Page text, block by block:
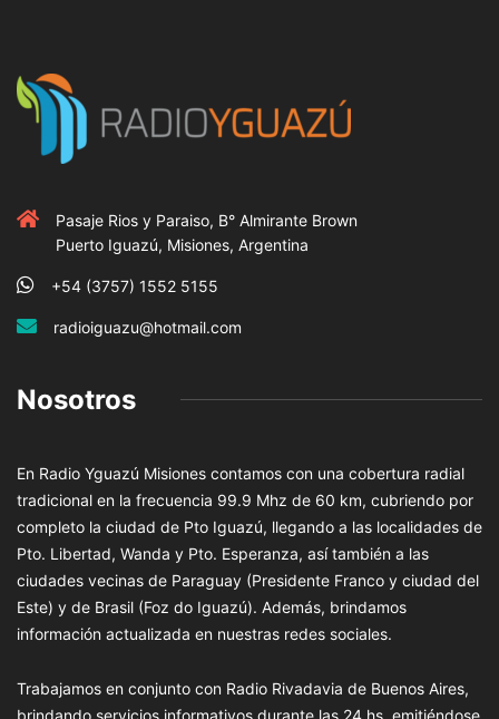
Pasaje Rios y Paraiso, B° Almirante Brown
Puerto Iguazú, Misiones, Argentina
+54 (3757) 1552 5155
radioiguazu@hotmail.com
Nosotros
En Radio Yguazú Misiones contamos con una cobertura radial
tradicional en la frecuencia 99.9 Mhz de 60 km, cubriendo por
completo la ciudad de Pto Iguazú, llegando a las localidades de
Pto. Libertad, Wanda y Pto. Esperanza, así también a las
ciudades vecinas de Paraguay (Presidente Franco y ciudad del
Este) y de Brasil (Foz do Iguazú). Además, brindamos
información actualizada en nuestras redes sociales.
Trabajamos en conjunto con Radio Rivadavia de Buenos Aires,
brindando servicios informativos durante las 24 hs. emitiéndose